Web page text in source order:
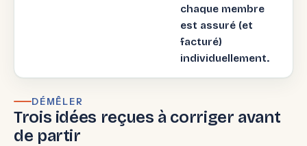
chaque membre
est assuré (et
facturé)
individuellement.
DÉMÊLER
Trois idées reçues à corriger avant
de partir